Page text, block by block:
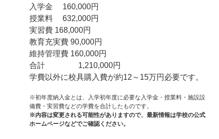
入学金 160,000円
授業料 632,000円
実習費 168,000円
教育充実費 90,000円
維持管理費 160,000円
合計 1,210,000円
学費以外に校具購入費が約12～15万円必要です。
※初年度納入金とは、入学初年度に必要な入学金・授業料・施設設
備費・実習費などの学費を合計したものです。
※内容は変更される可能性がありますので、最新情報は学校の公式
ホームページなどでご確認ください。